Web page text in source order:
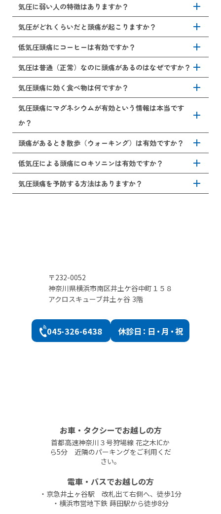
気圧頭痛は気圧変化により生じる頭痛で、片頭痛や緊張型
頭痛と呼ばれる頭痛の一種になります。つまり、気圧頭痛
といった独立した病気ではなく、気象変化により片頭痛や
緊張型頭痛が誘発される状態を指します。
気圧に弱い人の特徴はありますか？ add
片頭痛や緊張型頭痛の持病がある方、普段からストレスや
睡眠不足が続いている方、冷え性や低血圧体質のある方、
天候の変化で体調が崩れやすい方は気圧の変化に弱い傾向
があります。
気圧がどれくらいだと頭痛が起こりますか？ add
個人差があるものの、一般的に気圧が1000hPaを下回ると頭
痛を覚える方が多いとされています。特に、1日で4～5hPa
以上の気圧が変化するタイミングで、自律神経が乱れ、頭
痛やめまい、耳の詰まり感を生じやすくなるとされていま
す。
低気圧頭痛にコーヒーは有効ですか？ add
コーヒーに含まれるカフェインには、血管を収縮させる作
用があります。そのため、血管拡張が原因となる頭痛に一
時的な効果をもたらします。ただし、コーヒーを飲み過ぎ
ると脱水や睡眠の質を低下させるため、1日1～2杯を目安に
しましょう。カフェインに敏感な方は、緑茶やカフェイン
レスコーヒーで代用してみましょう。
気圧は普通（正常）なのに頭痛があるのはなぜですか？ add
気圧が正常でも、ストレスや疲労により体が敏感な場合、
頭痛を生じることがあります。また、肩こりや眼精疲労、
ホルモンバランスの乱れ、脱水が原因となり頭痛を生じて
いる場合もあります。自律神経が不安定な方は、わずかな
気圧変化にも反応して頭痛を生じている可能性もありま
す。頭痛の原因が分からずご不安な場合、頭痛の治療を得
意とする脳神経外科の当院までご相談ください。
気圧頭痛に効く食べ物は何ですか？ add
ショウガや玉ねぎ、青魚（サバ・イワシなど）は血流を整
えるためにおすすめです。また、自律神経を安定させるビ
タミンB群（豚肉・納豆・玄米など）や筋肉の緊張を和らげ
るマグネシウムを含む食品（ナッツ類・バナナ・豆腐な
ど）も効果的です。
気圧頭痛にマグネシウムが有効という情報は本当です
か？
add
マグネシウムには、神経の興奮を抑制し、血管収縮と拡張
を安定させる働きがあるとされています、そのため、片頭
痛や緊張型頭痛といった頭痛（気圧頭痛を含む頭痛）のあ
る方に、マグネシウムは有効です。食事で摂る場合、ナッ
ツ類や海藻、豆製品、ほうれん草などがマグネシウムを多
く含む食品です。摂り過ぎに注意しつつ、適度にマグネシ
頭痛があるとき散歩（ウォーキング）は有効ですか？ add
軽い頭痛や気分の落ち込みがある程度の場合、軽いウォー
キングは有効です。血流が促進され、自律神経のバランス
が整うことで症状が和らぐこともあります。ただし、痛み
が強い場合や片頭痛のように脈打つような痛みがある場
低気圧による頭痛にロキソニンは有効ですか？ add
ロキソニン（ロキソプロフェン）は、低気圧頭痛にも有効
です。血管の拡張や炎症反応を抑える作用があり、短時間
気圧頭痛を予防する方法はありますか？ add
〒232-0052
神奈川県横浜市南区井土ケ谷中町１５８
アクロスキューブ井土ヶ谷 3階
045-326-6438 休診日：日・月・祝
お車・タクシーでお越しの方
首都高速神奈川３号狩場線 花之木ICか
ら5分 近隣のパーキングをご利用くだ
さい。
電車・バスでお越しの方
・京急井土ヶ谷駅 改札出て右側へ、徒歩1分
・横浜市営地下鉄 蒔田駅から徒歩8分